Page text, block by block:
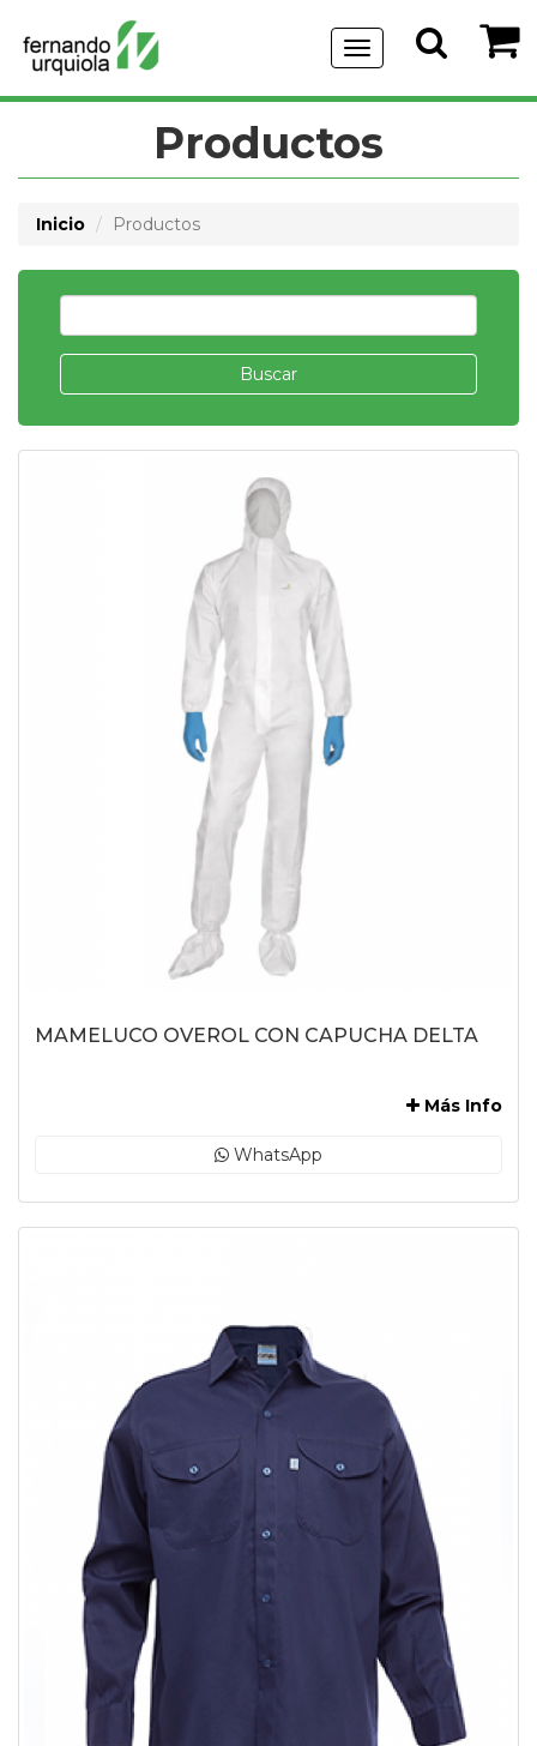
Menu
de
Navegación
Productos
Inicio Productos
Buscar
MAMELUCO OVEROL CON CAPUCHA DELTA
Más Info
WhatsApp